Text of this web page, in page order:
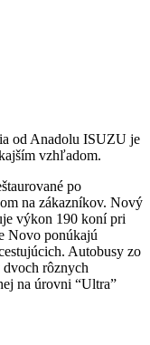
od Anadolu ISUZU je
vzhľadom.
po
na zákazníkov. Nový
výkon 190 koní pri
Novo ponúkajú
Autobusy zo
dvoch rôznych
na úrovni “Ultra”